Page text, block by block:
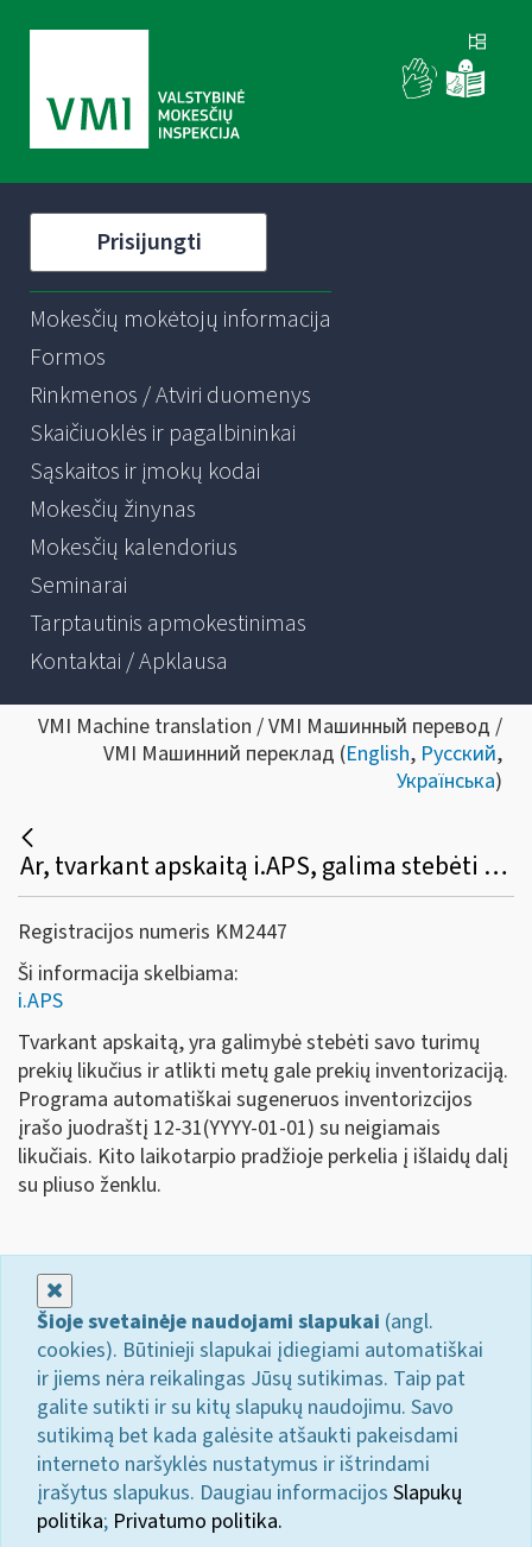
Prisijungti
Mokesčių mokėtojų informacija
Formos
Rinkmenos / Atviri duomenys
Skaičiuoklės ir pagalbininkai
Sąskaitos ir įmokų kodai
Mokesčių žinynas
Mokesčių kalendorius
Seminarai
Tarptautinis apmokestinimas
Kontaktai / Apklausa
VMI Machine translation / VMI Машинный перевод /
VMI Машинний переклад (English, Русский,
Українська)
Ar, tvarkant apskaitą i.APS, galima stebėti savo turimų prekių likučius, metų gale atlikti prekių inventorizaciją?
Registracijos numeris KM2447
Ši informacija skelbiama:
i.APS
Tvarkant apskaitą, yra galimybė stebėti savo turimų
prekių likučius ir atlikti metų gale prekių inventorizaciją.
Programa automatiškai sugeneruos inventorizcijos
įrašo juodraštį 12-31(YYYY-01-01) su neigiamais
likučiais. Kito laikotarpio pradžioje perkelia į išlaidų dalį
su pliuso ženklu.
Šioje svetainėje naudojami slapukai (angl.
cookies). Būtinieji slapukai įdiegiami automatiškai
ir jiems nėra reikalingas Jūsų sutikimas. Taip pat
galite sutikti ir su kitų slapukų naudojimu. Savo
sutikimą bet kada galėsite atšaukti pakeisdami
interneto naršyklės nustatymus ir ištrindami
įrašytus slapukus. Daugiau informacijos Slapukų
politika; Privatumo politika.